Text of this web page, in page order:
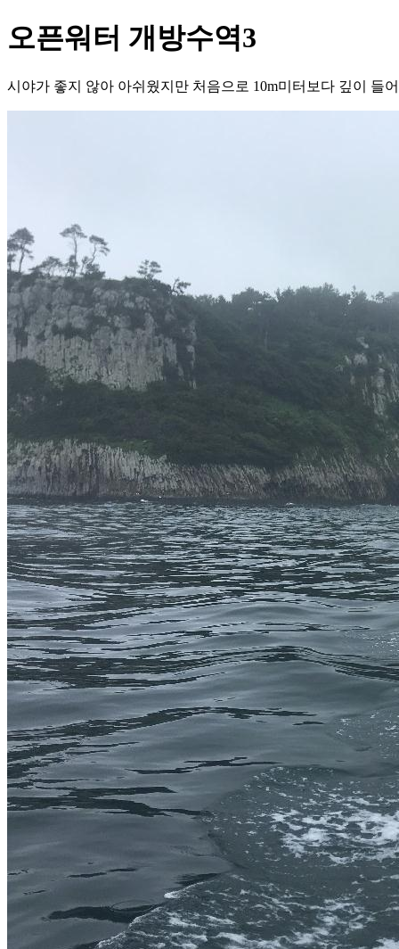
오픈워터 개방수역3
시야가 좋지 않아 아쉬웠지만 처음으로 10m미터보다 깊이 들